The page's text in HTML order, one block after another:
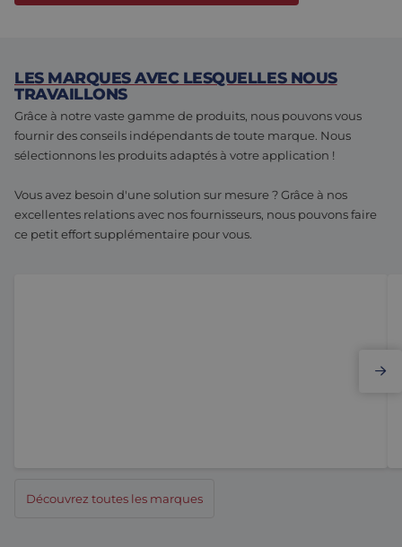
LES MARQUES AVEC LESQUELLES NOUS
TRAVAILLONS
Grâce à notre vaste gamme de produits, nous pouvons vous
fournir des conseils indépendants de toute marque. Nous
sélectionnons les produits adaptés à votre application !
Vous avez besoin d'une solution sur mesure ? Grâce à nos
excellentes relations avec nos fournisseurs, nous pouvons faire
ce petit effort supplémentaire pour vous.
Découvrez toutes les marques